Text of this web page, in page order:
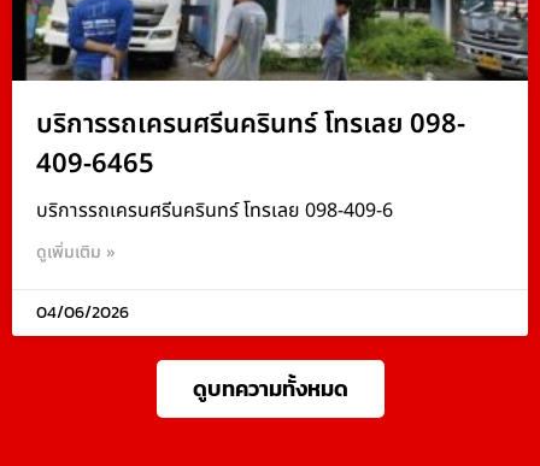
บริการรถเครนศรีนครินทร์ โทรเลย 098-
409-6465
บริการรถเครนศรีนครินทร์ โทรเลย 098-409-6
ดูเพิ่มเติม »
04/06/2026
ดูบทความทั้งหมด